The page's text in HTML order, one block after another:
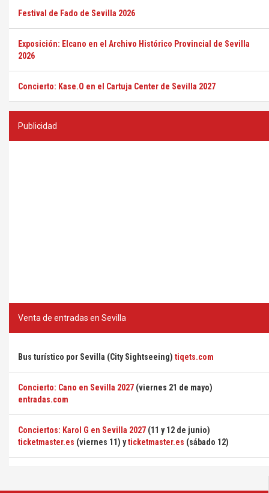
Festival de Fado de Sevilla 2026
Exposición: Elcano en el Archivo Histórico Provincial de Sevilla
2026
Concierto: Kase.O en el Cartuja Center de Sevilla 2027
Publicidad
Venta de entradas en Sevilla
Bus turístico por Sevilla (City Sightseeing) tiqets.com
Concierto: Cano en Sevilla 2027 (viernes 21 de mayo)
entradas.com
Conciertos: Karol G en Sevilla 2027 (11 y 12 de junio)
ticketmaster.es (viernes 11) yticketmaster.es (sábado 12)